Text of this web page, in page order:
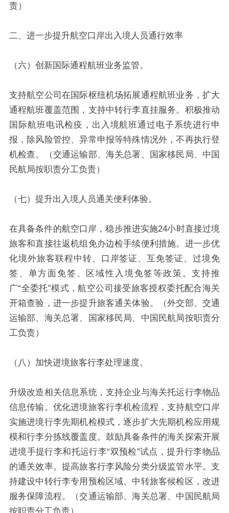
责）
二、进一步提升航空口岸出入境人员通行效率
（六）创新国际通程航班业务监管。
支持航空公司在国际枢纽机场拓展通程航班业务，扩大
通程航班覆盖范围，支持中转行李直挂服务。积极推动
国际航班电讯检疫，出入境航班通过电子系统进行申
报，除风险管控、异常申报等特殊情况外，不再执行登
机检查。（交通运输部、海关总署、国家移民局、中国
民航局按职责分工负责）
（七）提升出入境人员通关便利体验。
在具备条件的航空口岸，稳步推进实施24小时直接过境
旅客和直接往返机组免办边检手续便利措施。 进一步优
化境外旅客联程中转、口岸签证、互免签证、过境免
签、单方面免签、区域性入境免签等政策。支持推
广“全委托”模式，航空公司接受旅客授权委托配合海关
开箱查验，进一步提升旅客通关体验。（外交部、交通
运输部、海关总署、国家移民局、中国民航局按职责分
工负责）
（八）加快进境旅客行李处理速度。
升级改造相关信息系统，支持企业与海关托运行李物品
信息传输。优化进境旅客行李机检流程，支持航空口岸
实施进境行李先期机检模式，逐步扩大先期机检应用规
模和行李分拣线覆盖度。 鼓励具备条件的海关探索开展
进境手提行李和托运行李“双预检”试点，提升行李物品
的通关效率。提高旅客行李风险分类分级监管水平。支
持建设中转行李专用预检区域、中转旅客候检区，改进
服务保障流程。（交通运输部、海关总署、中国民航局